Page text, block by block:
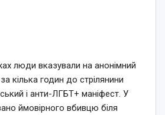
люди вказували на анонімний
кілька годин до стрілянини
і анти-ЛГБТ+ маніфест. У
ймовірного вбивцю біля